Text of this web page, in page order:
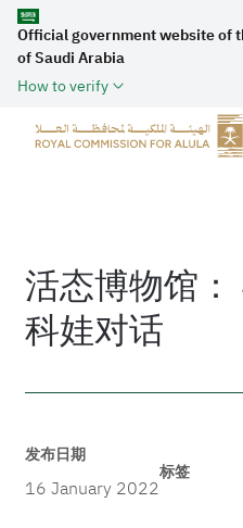
Official government website of
of Saudi Arabia
How to verify
活态博物馆：
科娃对话
发布日期
16 January 2022
标签